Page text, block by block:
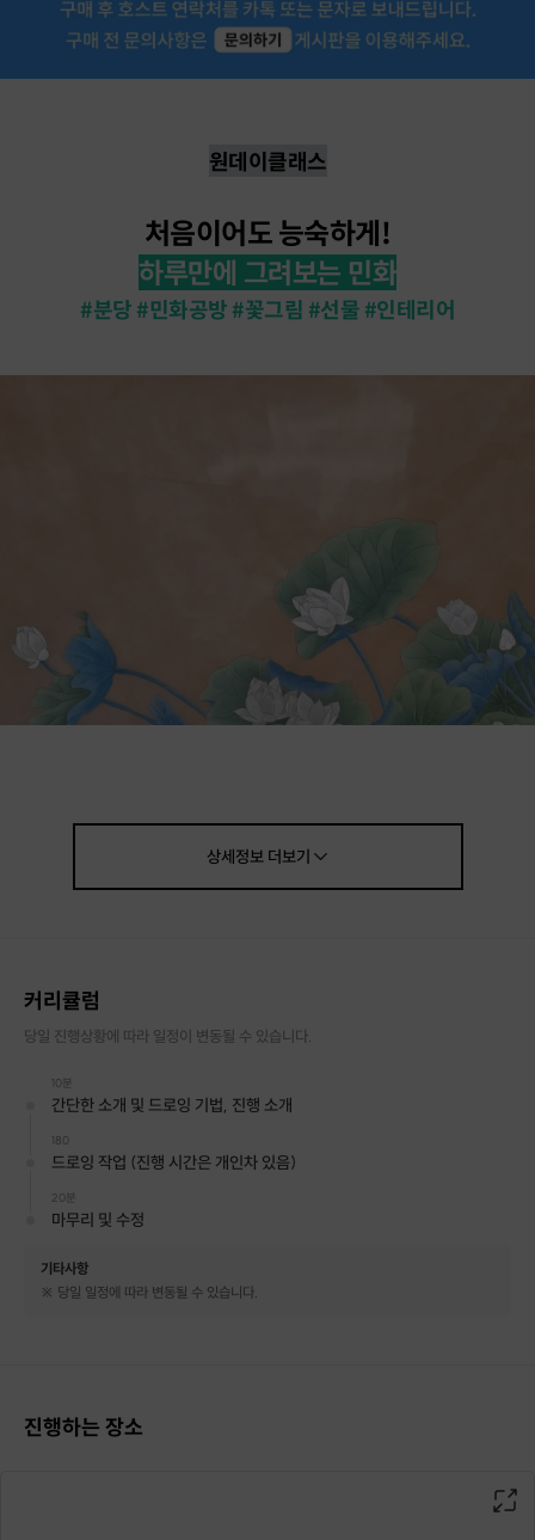
원데이클래스
처음이어도 능숙하게!
하루만에 그려보는 민화
#분당 #민화공방 #꽃그림 #선물 #인테리어
상세정보더보기
커리큘럼
당일 진행상황에 따라 일정이 변동될 수 있습니다.
10분
간단한 소개 및 드로잉 기법, 진행 소개
180
드로잉 작업 (진행 시간은 개인차 있음)
20분
마무리 및 수정
기타사항
※ 당일 일정에 따라 변동될 수 있습니다.
진행하는 장소